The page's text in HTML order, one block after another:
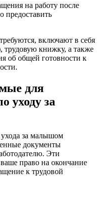
на работу после
предоставить
включают в себя
трудовую книжку, а также
об общей готовности к
для
уходу за
ухода за малышом
документы
Эти
право на окончание
к трудовой